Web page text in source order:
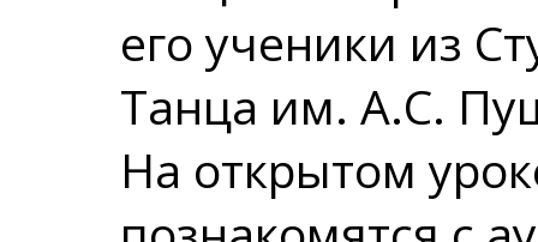
его ученики из
Танца им. А.С.
На открытом